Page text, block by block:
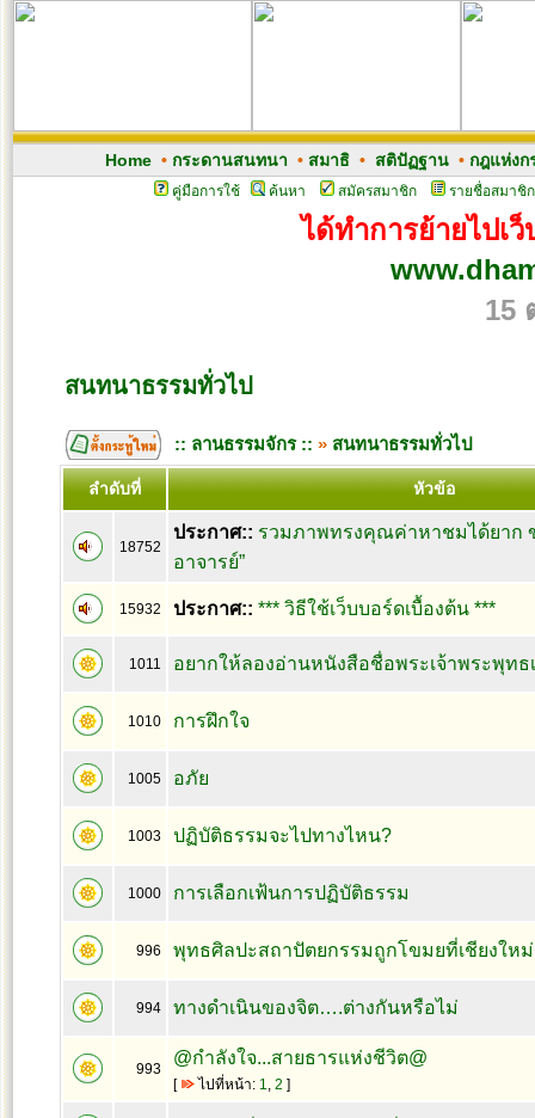
Home• กระดานสนทนา • สมาธิ• สติปัฏฐาน• กฎแห่งก
คู่มือการใช้ ค้นหา สมัครสมาชิก รายชื่อสมาชิก
ได้ทำการย้ายไปเ
15
สนทนาธรรมทั่วไป
:: ลานธรรมจักร :: » สนทนาธรรมทั่วไป
ลำดับที่ หัวข้อ
18752
ประกาศ:: รวมภาพทรงคุณค่าหาชมได้ยาก
อาจารย์”
15932 ประกาศ:: *** วิธีใช้เว็บบอร์ดเบื้องต้น ***
1011 อยากให้ลองอ่านหนังสือชื่อพระเจ้าพระพุทธ
1010 การฝึกใจ
1005 อภัย
1003 ปฏิบัติธรรมจะไปทางไหน?
1000 การเลือกเฟ้นการปฏิบัติธรรม
996 พุทธศิลปะสถาปัตยกรรมถูกโขมยที่เชียงให
994 ทางดำเนินของจิต….ต่างกันหรือไม่
993
@กำลังใจ...สายธารแห่งชีวิต@
[ ไปที่หน้า: 1, 2 ]